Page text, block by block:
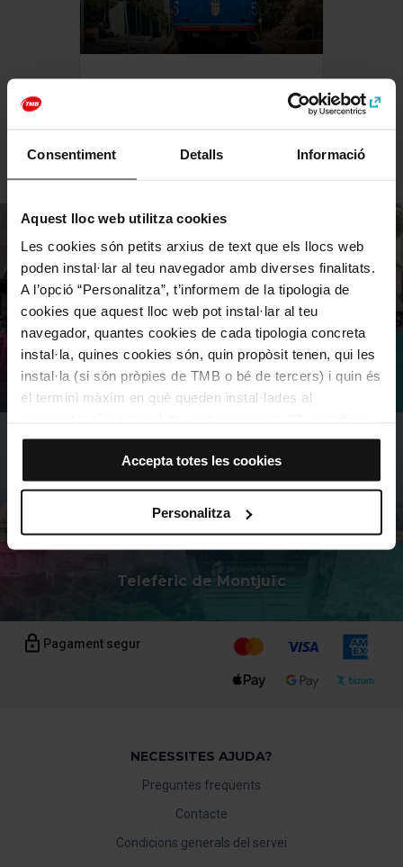
Consentiment Detalls Informació
Aquest lloc web utilitza cookies
Les cookies són petits arxius de text que els llocs web
poden instal·lar al teu navegador amb diverses finalitats.
A l’opció “Personalitza”, t’informem de la tipologia de
cookies que aquest lloc web pot instal·lar al teu
navegador, quantes cookies de cada tipologia concreta
instal·la, quines cookies són, quin propòsit tenen, qui les
instal·la (si són pròpies de TMB o bé de tercers) i quin és
el termini màxim en què queden instal·lades al
que no instal·la cap cookie d’aquesta tipologia.
Si tries l’opció “Accepta totes les cookies”, permets que
totes aquestes cookies s’instal·lin al teu navegador.
El selector que es troba a la dreta de cada tipologia de
cookies d’aquella classe.
clic sobre “Selecciona i configura”. Així, s’instal·laran
prèviament. Et suggerim que seleccionis les cookies de
personalització, perquè permeten recordar les teves
opcions de navegació (com ara l’idioma) i milloren la teva
pots començar a navegar-hi. Només pots consultar la
Política de cookies
.
En qualsevol moment de la navegació en aquest web,
“Gestor de cookies”, que trobaràs al menú de la part
Accepta totes les cookies
Personalitza
Catalunya Bus Turístic
Telefèric de Montjuïc
Pagament segur
NECESSITES AJUDA?
Preguntes freqüents
Contacte
Condicions generals del servei